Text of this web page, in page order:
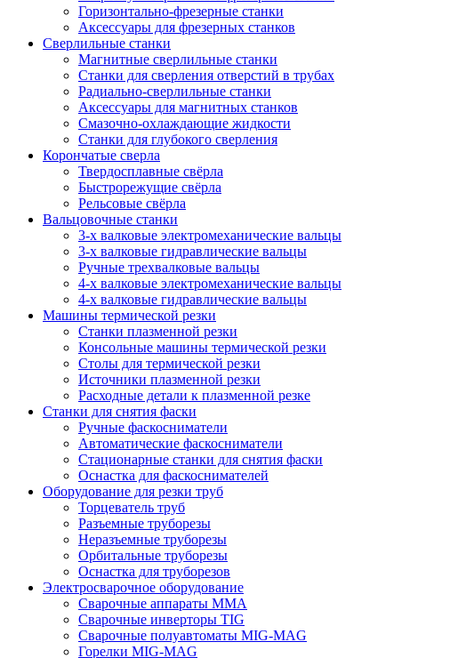
Горизонтально-фрезерные станки
Аксессуары для фрезерных станков
Сверлильные станки
Магнитные сверлильные станки
Станки для сверления отверстий в трубах
Радиально-сверлильные станки
Аксессуары для магнитных станков
Смазочно-охлаждающие жидкости
Станки для глубокого сверления
Корончатые сверла
Твердосплавные свёрла
Быстрорежущие свёрла
Рельсовые свёрла
Вальцовочные станки
3-х валковые электромеханические вальцы
3-х валковые гидравлические вальцы
Ручные трехвалковые вальцы
4-х валковые электромеханические вальцы
4-х валковые гидравлические вальцы
Машины термической резки
Станки плазменной резки
Консольные машины термической резки
Столы для термической резки
Источники плазменной резки
Расходные детали к плазменной резке
Станки для снятия фаски
Ручные фаскосниматели
Автоматические фаскосниматели
Стационарные станки для снятия фаски
Оснастка для фаскоснимателей
Оборудование для резки труб
Торцеватель труб
Разъемные труборезы
Неразъемные труборезы
Орбитальные труборезы
Оснастка для труборезов
Электросварочное оборудование
Сварочные аппараты MMA
Сварочные инверторы TIG
Сварочные полуавтоматы MIG-MAG
Горелки MIG-MAG